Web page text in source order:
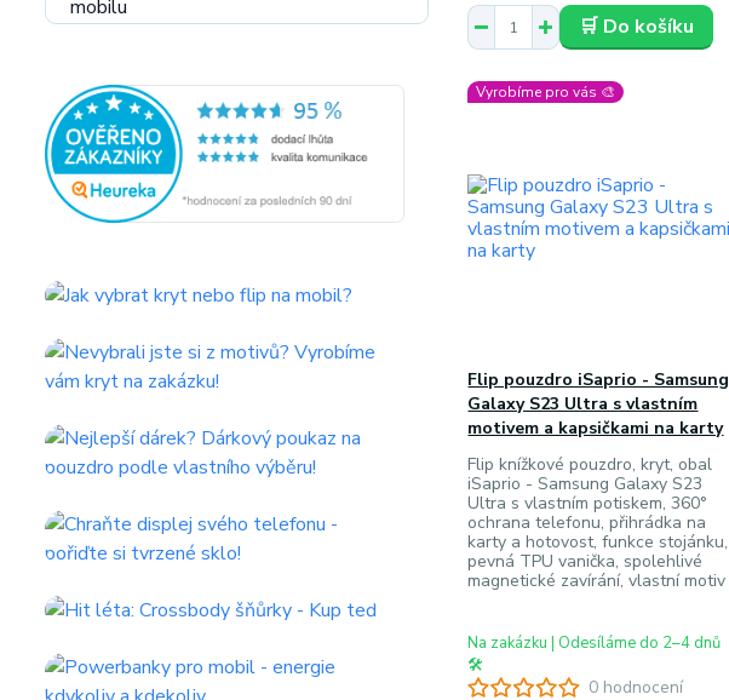
🛒 Do košíku
Vyrobíme pro vás 🎨
0 hodnocení
Flip pouzdro iSaprio - Samsung
Galaxy S23 Ultra s vlastním
motivem a kapsičkami na karty
Flip knížkové pouzdro, kryt, obal
iSaprio - Samsung Galaxy S23
Ultra s vlastním potiskem, 360°
ochrana telefonu, přihrádka na
karty a hotovost, funkce stojánku,
pevná TPU vanička, spolehlivé
magnetické zavírání, vlastní motiv
Na zakázku | Odesíláme do 2–4 dnů
🛠️